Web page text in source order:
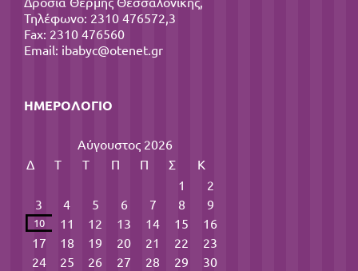
Τηλέφωνο: 2310 476572,3
Fax: 2310 476560
Email: ibabyc@otenet.gr
ΗΜΕΡΟΛΌΓΙΟ
Αύγουστος 2026
Δ
Τ Τ Π Π Σ
Κ
1
2
3
4 5 6 7 8 9
10 11 12 13 14 15
16
17
18 19 20 21 22
23
24
25 26 27 28 29
30